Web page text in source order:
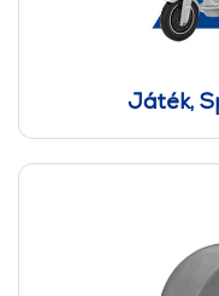
Játék,